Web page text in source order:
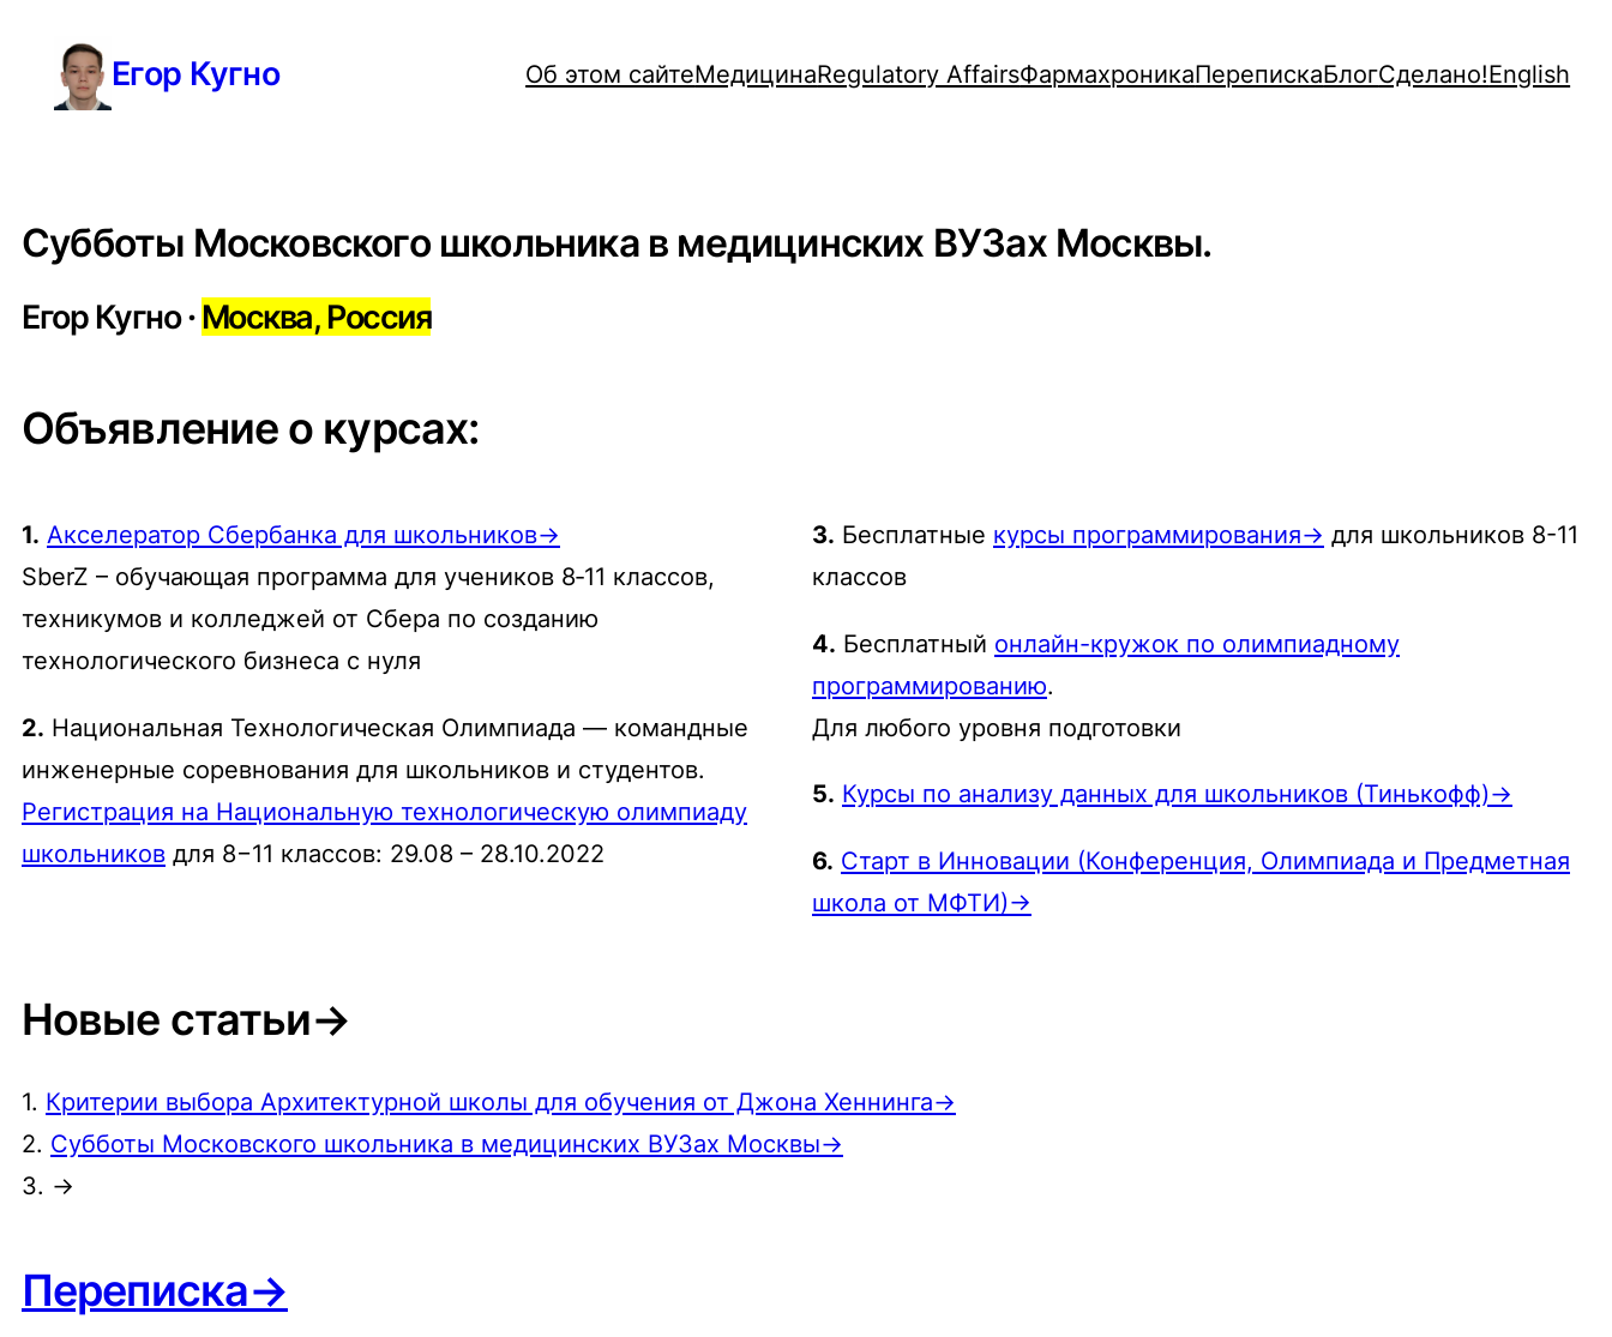
содержимому
Егор Кугно Об этом сайтеМедицинаRegulatory AffairsФармахроникаПерепискаБлогСделано!English
Субботы Московского школьника в медицинских ВУЗах Москвы.
Егор Кугно· Москва, Россия
Объявление о курсах:
1. Акселератор Сбербанка для школьников→
SberZ – обучающая программа для учеников 8‑11 классов,
техникумов и колледжей от Сбера по созданию
технологического бизнеса с нуля
2. Национальная Технологическая Олимпиада — командные
инженерные соревнования для школьников и студентов.
Регистрация на Национальную технологическую олимпиаду
школьников для 8−11 классов: 29.08 – 28.10.2022
3. Бесплатные курсы программирования→ для школьников 8-11
классов
4. Бесплатный онлайн-кружок по олимпиадному
программированию.
Для любого уровня подготовки
5. Курсы по анализу данных для школьников (Тинькофф)→
6. Старт в Инновации (Конференция, Олимпиада и Предметная
школа от МФТИ)→
Новые статьи→
1. Критерии выбора Архитектурной школы для обучения от Джона Хеннинга→
2. Субботы Московского школьника в медицинских ВУЗах Москвы→
3. →
Переписка→